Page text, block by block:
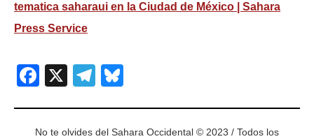
tematica saharaui en la Ciudad de México | Sahara
Press Service
Facebook
X Telegram
No te olvides del Sahara Occidental © 2023 / Todos los